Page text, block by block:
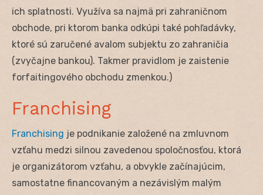
ich splatnosti. Využíva sa najmä pri zahraničnom
obchode, pri ktorom banka odkúpi také pohľadávky,
ktoré sú zaručené avalom subjektu zo zahraničia
(zvyčajne bankou). Takmer pravidlom je zaistenie
forfaitingového obchodu zmenkou.)
Franchising
Franchising je podnikanie založené na zmluvnom
vzťahu medzi silnou zavedenou spoločnosťou, ktorá
je organizátorom vzťahu, a obvykle začínajúcim,
samostatne financovaným a nezávislým malým